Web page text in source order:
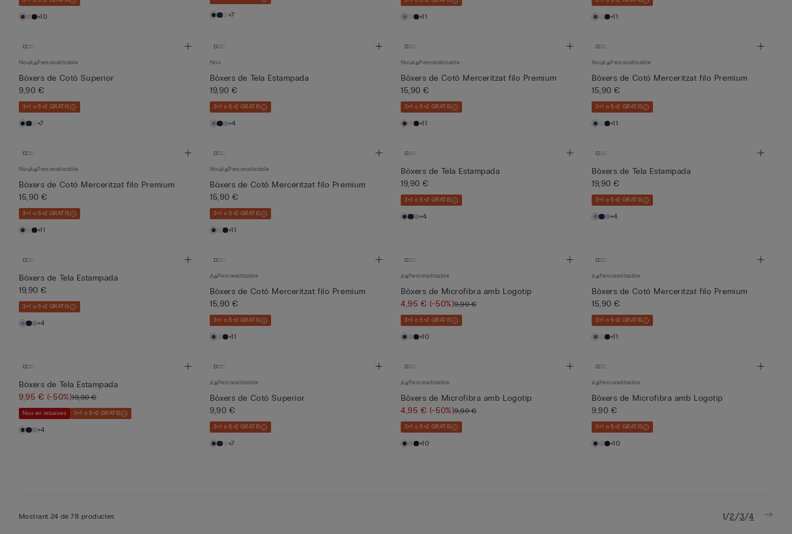
+10 +7 +11 +11
Nou Personalitzable
Bòxers de Cotó Superior
9,90 €
3+1 o 5+2 GRATIS
+7
Nou
Bòxers de Tela Estampada
19,90 €
3+1 o 5+2 GRATIS
+4
Nou Personalitzable
Bòxers de Cotó Merceritzat filo Premium
15,90 €
3+1 o 5+2 GRATIS
+11
Nou Personalitzable
Bòxers de Cotó Merceritzat filo Premium
15,90 €
3+1 o 5+2 GRATIS
+11
Nou Personalitzable
Bòxers de Cotó Merceritzat filo Premium
15,90 €
3+1 o 5+2 GRATIS
+11
Nou Personalitzable
Bòxers de Cotó Merceritzat filo Premium
15,90 €
3+1 o 5+2 GRATIS
+11
Bòxers de Tela Estampada
19,90 €
3+1 o 5+2 GRATIS
+4
Bòxers de Tela Estampada
19,90 €
3+1 o 5+2 GRATIS
+4
Bòxers de Tela Estampada
19,90 €
3+1 o 5+2 GRATIS
+4
Personalitzable
Bòxers de Cotó Merceritzat filo Premium
15,90 €
3+1 o 5+2 GRATIS
+11
Personalitzable
Bòxers de Microfibra amb Logotip
4,95 € (-50%)9,90 €
3+1 o 5+2 GRATIS
+10
Personalitzable
Bòxers de Cotó Merceritzat filo Premium
15,90 €
3+1 o 5+2 GRATIS
+11
Bòxers de Tela Estampada
9,95 € (-50%)19,90 €
Nou en rebaixes 3+1 o 5+2 GRATIS
+4
Personalitzable
Bòxers de Cotó Superior
9,90 €
3+1 o 5+2 GRATIS
+7
Personalitzable
Bòxers de Microfibra amb Logotip
4,95 € (-50%)9,90 €
3+1 o 5+2 GRATIS
+10
Personalitzable
Bòxers de Microfibra amb Logotip
9,90 €
3+1 o 5+2 GRATIS
+10
Mostrant 24 de 78 productes 1/2/3/4